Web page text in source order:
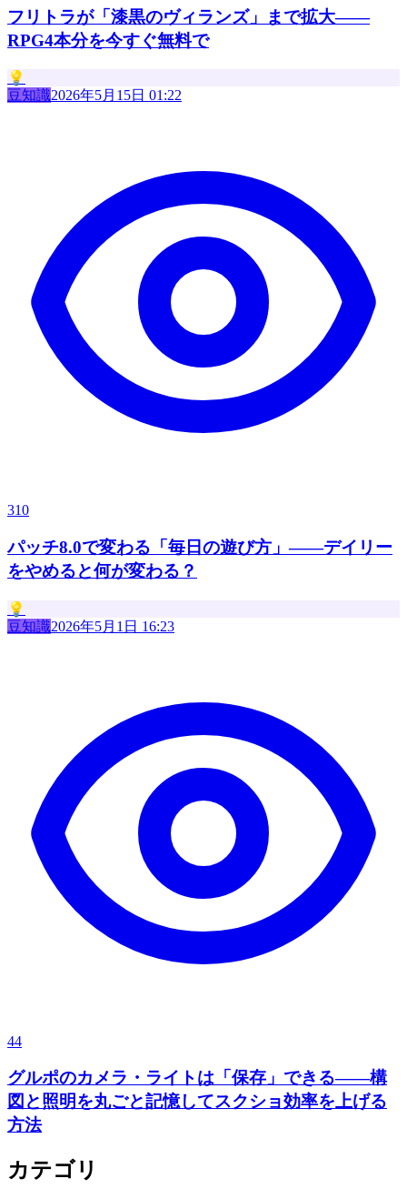
フリトラが「漆黒のヴィランズ」まで拡大——
RPG4本分を今すぐ無料で
💡
豆知識2026年5月15日 01:22
310
パッチ8.0で変わる「毎日の遊び方」——デイリー
をやめると何が変わる？
💡
豆知識2026年5月1日 16:23
44
グルポのカメラ・ライトは「保存」できる——構
図と照明を丸ごと記憶してスクショ効率を上げる
方法
カテゴリ